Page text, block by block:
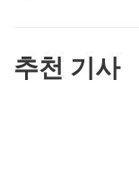
추천 기사